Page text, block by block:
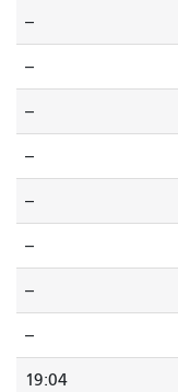
--
--
--
--
--
--
--
--
19:04